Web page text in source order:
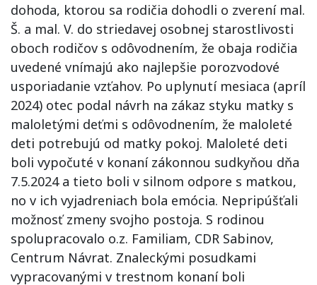
dohoda, ktorou sa rodičia dohodli o zverení mal.
Š. a mal. V. do striedavej osobnej starostlivosti
oboch rodičov s odôvodnením, že obaja rodičia
uvedené vnímajú ako najlepšie porozvodové
usporiadanie vzťahov. Po uplynutí mesiaca (apríl
2024) otec podal návrh na zákaz styku matky s
maloletými deťmi s odôvodnením, že maloleté
deti potrebujú od matky pokoj. Maloleté deti
boli vypočuté v konaní zákonnou sudkyňou dňa
7.5.2024 a tieto boli v silnom odpore s matkou,
no v ich vyjadreniach bola emócia. Nepripúšťali
možnosť zmeny svojho postoja. S rodinou
spolupracovalo o.z. Familiam, CDR Sabinov,
Centrum Návrat. Znaleckými posudkami
vypracovanými v trestnom konaní boli